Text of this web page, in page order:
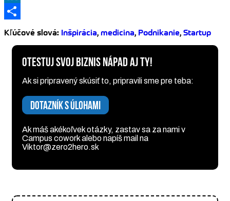
Link
LinkedIn
Share
Kľúčové slová: Inšpirácia, medicina, Podnikanie, Startup
OTESTUJ SVOJ BIZNIS NÁPAD AJ TY!
Ak si pripravený skúsiť to, pripravili sme pre teba:
DOTAZNÍK S ÚLOHAMI
Ak máš akékoľvek otázky, zastav sa za nami v
Campus cowork alebo napíš mail na
Viktor@zero2hero.sk